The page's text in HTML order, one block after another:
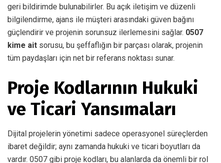
geri bildirimde bulunabilirler. Bu açık iletişim ve düzenli
bilgilendirme, ajans ile müşteri arasındaki güven bağını
güçlendirir ve projenin sorunsuz ilerlemesini sağlar. 0507
kime ait sorusu, bu şeffaflığın bir parçası olarak, projenin
tüm paydaşları için net bir referans noktası sunar.
Proje Kodlarının Hukuki
ve Ticari Yansımaları
Dijital projelerin yönetimi sadece operasyonel süreçlerden
ibaret değildir; aynı zamanda hukuki ve ticari boyutları da
vardır. 0507 gibi proje kodları, bu alanlarda da önemli bir rol